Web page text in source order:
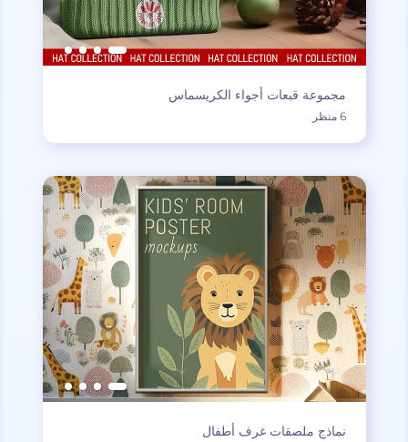
مجموعة قبعات أجواء الكريسماس
6 منظر
نماذج ملصقات غرف أطفال